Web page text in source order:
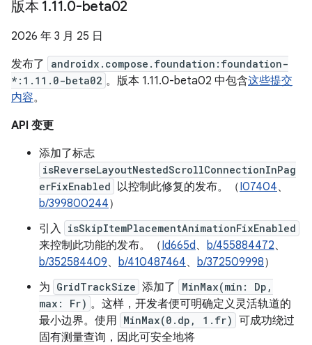
版本 1.11.0-beta02
2026 年 3 月 25 日
发布了
androidx.compose.foundation:foundation-
*:1.11.0-beta02 。版本 1.11.0-beta02 中包含这些提交
内容。
API 变更
添加了标志
isReverseLayoutNestedScrollConnectionInPag
erFixEnabled 以控制此修复的发布。（I07404、
b/399800244）
引入 isSkipItemPlacementAnimationFixEnabled
来控制此功能的发布。（Id665d、 b/455884472、
b/352584409、 b/410487464、 b/372509998）
为 GridTrackSize 添加了
MinMax(min: Dp,
max: Fr) 。这样，开发者便可明确定义灵活轨道的
最小边界。使用 MinMax(0.dp, 1.fr) 可成功绕过
固有测量查询，因此可安全地将